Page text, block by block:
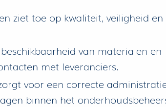
toe op kwaliteit, veiligheid en
van materialen en
met leveranciers.
voor een correcte
binnen het